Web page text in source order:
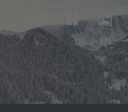
DE EN